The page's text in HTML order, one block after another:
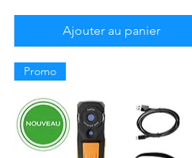
Ajouter au panier
Promo